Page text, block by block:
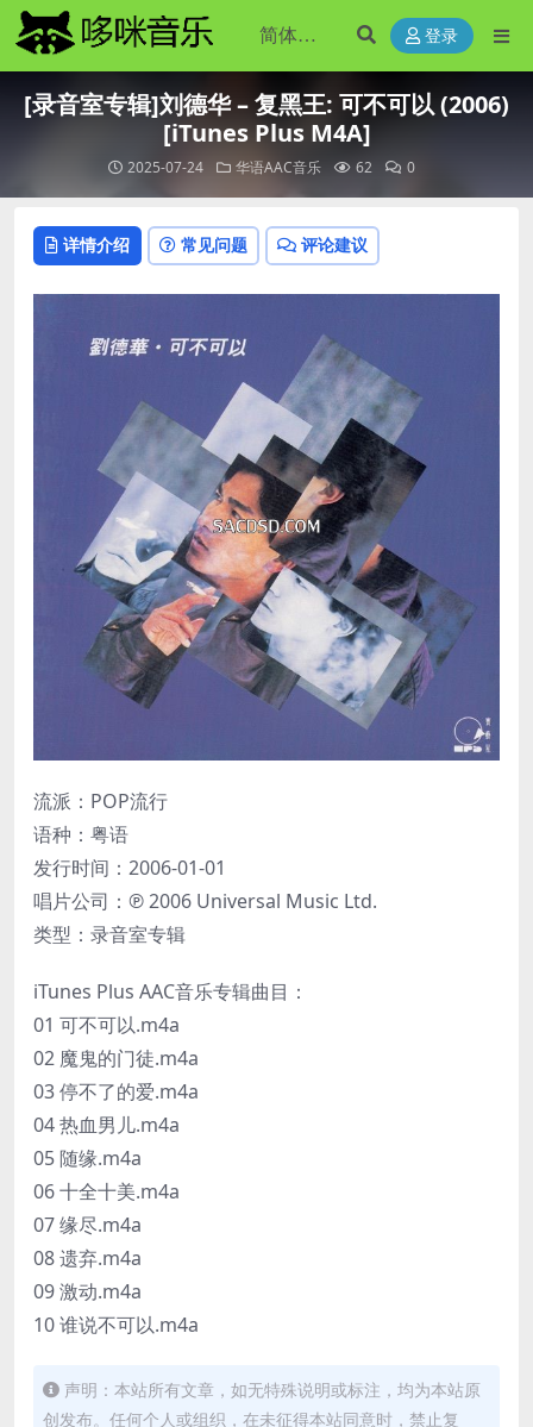
登录
[录音室专辑]刘德华 – 复黑王: 可不可以 (2006)
[iTunes Plus M4A]
2025-07-24 华语AAC音乐 62 0
详情介绍 常见问题 评论建议
流派：POP流行
语种：粤语
发行时间：2006-01-01
唱片公司：℗ 2006 Universal Music Ltd.
类型：录音室专辑
iTunes Plus AAC音乐专辑曲目：
01 可不可以.m4a
02 魔鬼的门徒.m4a
03 停不了的爱.m4a
04 热血男儿.m4a
05 随缘.m4a
06 十全十美.m4a
07 缘尽.m4a
08 遗弃.m4a
09 激动.m4a
10 谁说不可以.m4a
声明：本站所有文章，如无特殊说明或标注，均为本站原
创发布。任何个人或组织，在未征得本站同意时，禁止复